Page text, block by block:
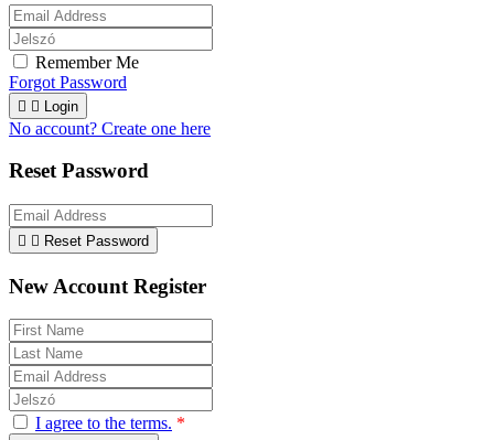
Remember Me
Forgot Password
  Login
No account? Create one here
Reset Password
  Reset Password
New Account Register
I agree to the terms. *